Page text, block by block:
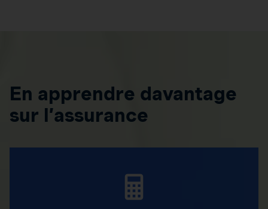
En apprendre davantage
sur l’assurance